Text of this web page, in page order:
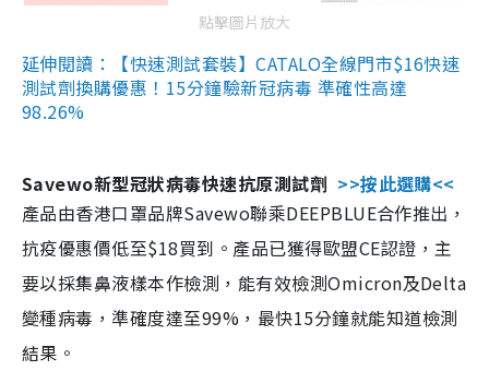
點擊圖片放大
延伸閱讀：【快速測試套裝】CATALO全線門市$16快速
測試劑換購優惠！15分鐘驗新冠病毒 準確性高達
98.26%
Savewo新型冠狀病毒快速抗原測試劑 >>按此選購<<
產品由香港口罩品牌Savewo聯乘DEEPBLUE合作推出，
抗疫優惠價低至$18買到。產品已獲得歐盟CE認證，主
要以採集鼻液樣本作檢測，能有效檢測Omicron及Delta
變種病毒，準確度達至99%，最快15分鐘就能知道檢測
結果。